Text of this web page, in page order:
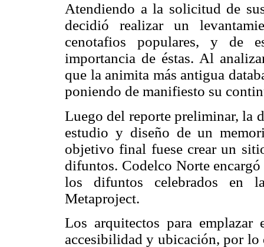
Atendiendo a la solicitud de
decidió realizar un
cenotafios populares, y de
importancia de éstas. Al
que la animita más antigua
poniendo de manifiesto su
Luego del reporte preliminar, la
estudio y diseño de un
objetivo final fuese crear un
difuntos. Codelco Norte
los difuntos celebrados en
Metaproject.
Los arquitectos para
accesibilidad y ubicación, por lo